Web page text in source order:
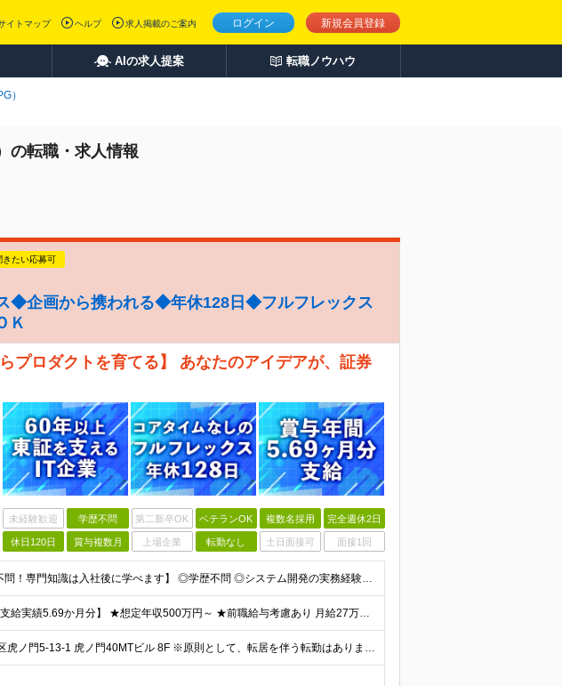
ログイン 新規会員登録
イトマップ ヘルプ 求人掲載のご案内
AIの求人提案 転職ノウハウ
）
の転職・求人情報
きたい応募可
◆企画から携われる◆年休128日◆フルフレックス
Ｋ
プロダクトを育てる】 あなたのアイデアが、証券
未経験歓迎 学歴不問 第二新卒OK ベテランOK 複数名採用 完全週休2日
休日120日 賞与複数月 上場企業 転勤なし 土日面接可 面接1回
【金融業界の経験は不問！専門知識は入社後に学べます】 ◎学歴不問 ◎システム開発の実務経験をお持ちの方 └3年以上・Java、C#いずれかの使用経験をお持ちの方を想定しております 【以下のような方は
【賞与年3回・昨年度支給実績5.69か月分】 ★想定年収500万円～ ★前職給与考慮あり 月給27万円～59万円 +残業代全額支給(1分単位、監督職以下) +人事評価による賞与年2回（4月/10月）
◎本社勤務 東京都港区虎ノ門5-13-1 虎ノ門40MTビル 8F ※原則として、転居を伴う転勤はありません ※(変更の範囲)上記を除く当社関連勤務地